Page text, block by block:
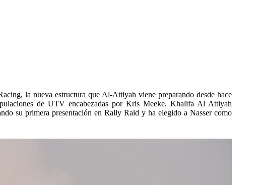
la nueva estructura que Al-Attiyah viene preparando desde hace
de UTV encabezadas por Kris Meeke, Khalifa Al Attiyah
su primera presentación en Rally Raid y ha elegido a Nasser como